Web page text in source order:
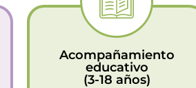
Acompañamiento
educativo
(3-18 años)